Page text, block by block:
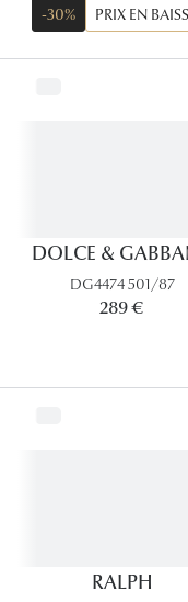
-30%
PRIX EN
DOLCE &
DG4474 501/87
289 €
RALPH